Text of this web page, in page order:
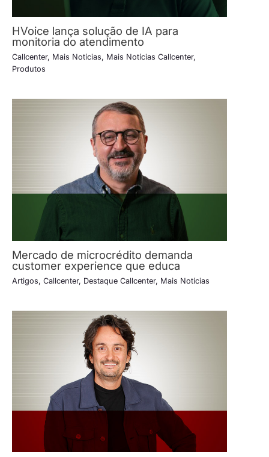
HVoice lança solução de IA para
monitoria do atendimento
Callcenter, Mais Notícias, Mais Notícias Callcenter,
Produtos
Mercado de microcrédito demanda
customer experience que educa
Artigos, Callcenter, Destaque Callcenter, Mais Notícias